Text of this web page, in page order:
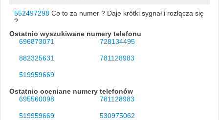
552497298Co to za numer ? Daje krótki sygnał i rozłącza się
?
Ostatnio wyszukiwane numery telefonu
696873071
728134495
882325631 781128983
519959669
Ostatnio oceniane numery telefonów
695560098
781128983
519959669 530975062